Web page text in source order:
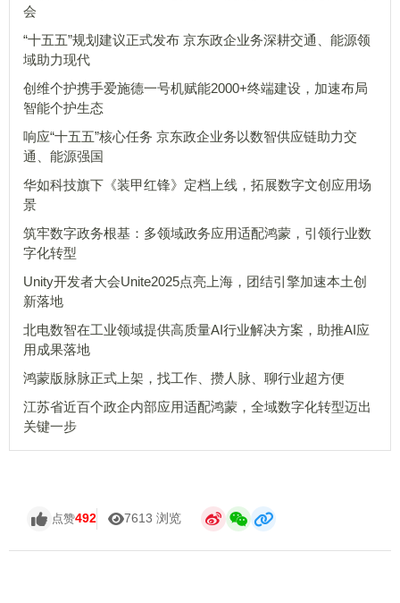
会
“十五五”规划建议正式发布 京东政企业务深耕交通、能源领
域助力现代
创维个护携手爱施德一号机赋能2000+终端建设，加速布局
智能个护生态
响应“十五五”核心任务 京东政企业务以数智供应链助力交
通、能源强国
华如科技旗下《装甲红锋》定档上线，拓展数字文创应用场
景
筑牢数字政务根基：多领域政务应用适配鸿蒙，引领行业数
字化转型
Unity开发者大会Unite2025点亮上海，团结引擎加速本土创
新落地
北电数智在工业领域提供高质量AI行业解决方案，助推AI应
用成果落地
鸿蒙版脉脉正式上架，找工作、攒人脉、聊行业超方便
江苏省近百个政企内部应用适配鸿蒙，全域数字化转型迈出
关键一步
点赞492 7613 浏览